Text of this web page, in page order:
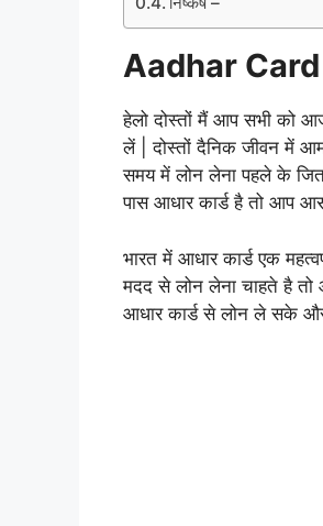
Aadhar
हेलो दोस्तों मैं आप सभी को
लें | दोस्तों दैनिक जीवन में
समय में लोन लेना पहले के
पास आधार कार्ड है तो आप
भारत में आधार कार्ड एक
मदद से लोन लेना चाहते है
आधार कार्ड से लोन ले सके